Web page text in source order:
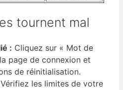
tournent mal
: Cliquez sur « Mot de
page de connexion et
de réinitialisation.
Vérifiez les limites de votre